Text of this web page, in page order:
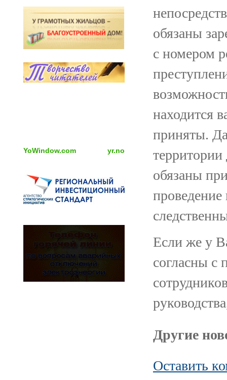
YoWindow.com yr.no
обязаны
с номером
находится
приняты.
территории
обязаны
Если же у
согласны с
Другие
Оставить